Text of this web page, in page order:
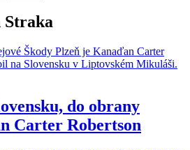
do obrany
Carter Robertson